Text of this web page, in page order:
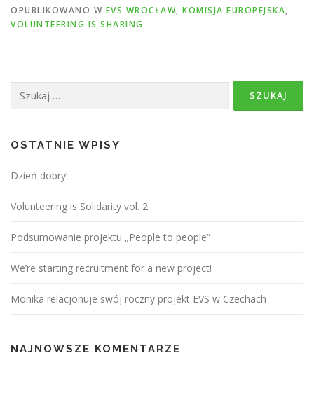
OPUBLIKOWANO W EVS WROCŁAW, KOMISJA EUROPEJSKA,
VOLUNTEERING IS SHARING
OSTATNIE WPISY
Dzień dobry!
Volunteering is Solidarity vol. 2
Podsumowanie projektu „People to people”
We’re starting recruitment for a new project!
Monika relacjonuje swój roczny projekt EVS w Czechach
NAJNOWSZE KOMENTARZE